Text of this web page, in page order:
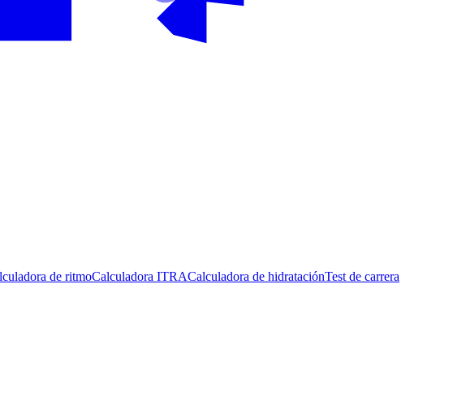
de ritmoCalculadora ITRACalculadora de hidrataciónTest de carrera